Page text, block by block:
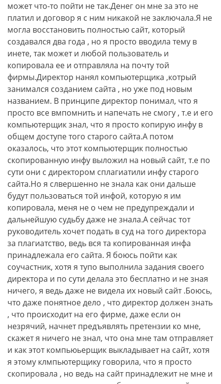
может что-то пойти не так.Денег он мне за это не
платил и договор я с ним никакой не заключала.Я не
могла восстановить полностью сайт, который
создавался два года , но я просто вводила тему в
инете, так может и любой пользователь и
копировала ее и отправляла на почту той
фирмы.Директор нанял компьютерщика ,котрый
занимался созданием сайта , но уже под новым
названием. В принципе директор понимал, что я
просто все вмпомнить и напечать не смогу , т.е и его
компьютерщик знал, что я просто копирую инфу в
общем доступе того старого сайта.А потом
оказалось, что этот компьютерщик полностью
скопированную инфу выложил на новый сайт, т.е по
сути они с директором сплагиатили инфу старого
сайта.Но я слвершенно не знала как они дальше
будут пользоваться той инфой, которую я им
копировала, меня не о чем не предупреждали и
дальнейшую судьбу даже не знала.А сейчас тот
руководитель хочет подать в суд на того директора
за плагиатство, ведь вся та копированная инфа
принадлежала его сайта. Я боюсь пойти как
соучастник, хотя я тупо выполнила задания своего
директора и по сути делала это бесплатно и не зная
ничего, я ведь даже не видела их новый сайт .Боюсь,
что даже понятное дело , что директор должен знать
, что происходит на его фирме, даже если он
незрячий, начнет предъявлять претензии ко мне,
скажет я ничего не знал, что она мне там отправляет
и как этот компьюьерщик выкладывает на сайт, хотя
я этому клмпьютерщику говорила, что я просто
скопировала , но ведь на сайт принадлежит не мне и